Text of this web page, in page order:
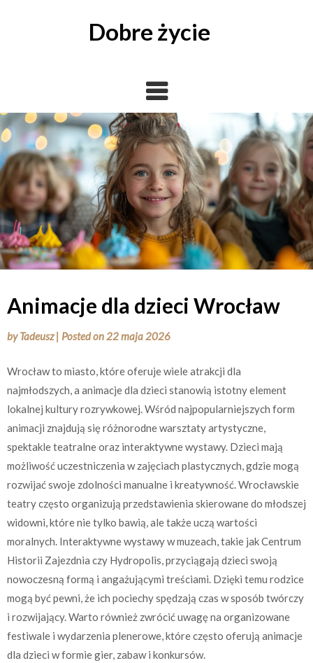
Dobre życie
Animacje dla dzieci Wrocław
byTadeusz | Posted on22 maja 2026
Wrocław to miasto, które oferuje wiele atrakcji dla
najmłodszych, a animacje dla dzieci stanowią istotny element
lokalnej kultury rozrywkowej. Wśród najpopularniejszych form
animacji znajdują się różnorodne warsztaty artystyczne,
spektakle teatralne oraz interaktywne wystawy. Dzieci mają
możliwość uczestniczenia w zajęciach plastycznych, gdzie mogą
rozwijać swoje zdolności manualne i kreatywność. Wrocławskie
teatry często organizują przedstawienia skierowane do młodszej
widowni, które nie tylko bawią, ale także uczą wartości
moralnych. Interaktywne wystawy w muzeach, takie jak Centrum
Historii Zajezdnia czy Hydropolis, przyciągają dzieci swoją
nowoczesną formą i angażującymi treściami. Dzięki temu rodzice
mogą być pewni, że ich pociechy spędzają czas w sposób twórczy
i rozwijający. Warto również zwrócić uwagę na organizowane
festiwale i wydarzenia plenerowe, które często oferują animacje
dla dzieci w formie gier, zabaw i konkursów.